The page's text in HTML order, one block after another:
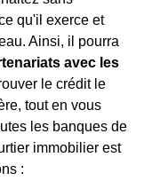
qu'il exerce et
Ainsi, il pourra
avec les
le crédit le
tout en vous
les banques de
immobilier est
: